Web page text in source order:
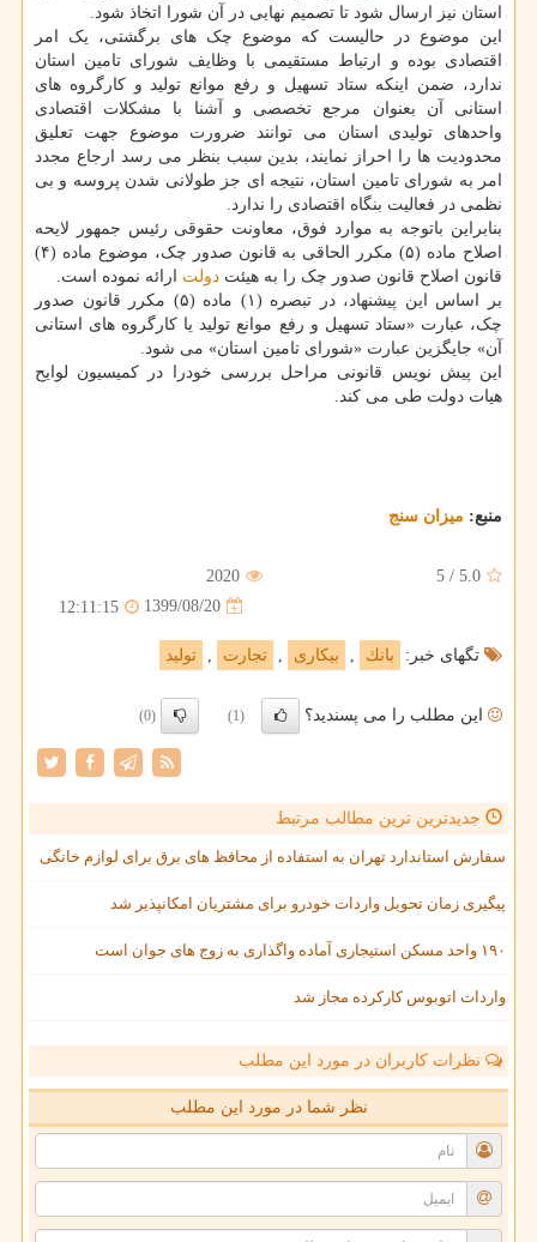
استان نیز ارسال شود تا تصمیم نهایی در آن شورا اتخاذ شود.
این موضوع در حالیست که موضوع چک های برگشتی، یک امر
اقتصادی بوده و ارتباط مستقیمی با وظایف شورای تامین استان
ندارد، ضمن اینکه ستاد تسهیل و رفع موانع تولید و کارگروه های
استانی آن بعنوان مرجع تخصصی و آشنا با مشکلات اقتصادی
واحدهای تولیدی استان می توانند ضرورت موضوع جهت تعلیق
محدودیت ها را احراز نمایند، بدین سبب بنظر می رسد ارجاع مجدد
امر به شورای تامین استان، نتیجه ای جز طولانی شدن پروسه و بی
نظمی در فعالیت بنگاه اقتصادی را ندارد.
بنابراین باتوجه به موارد فوق، معاونت حقوقی رئیس جمهور لایحه
اصلاح ماده (۵) مکرر الحاقی به قانون صدور چک، موضوع ماده (۴)
قانون اصلاح قانون صدور چک را به هیئت دولت ارائه نموده است.
بر اساس این پیشنهاد، در تبصره (۱) ماده (۵) مکرر قانون صدور
چک، عبارت «ستاد تسهیل و رفع موانع تولید یا کارگروه های استانی
آن» جایگزین عبارت «شورای تامین استان» می شود.
این پیش نویس قانونی مراحل بررسی خودرا در کمیسیون لوایح
هیات دولت طی می کند.
منبع: میزان سنج
5.0
/
5
2020
1399/08/20
12:11:15
تگهای خبر: بانك , بیكاری , تجارت , تولید
این مطلب را می پسندید؟ (1)
(0)
جدیدترین ترین مطالب مرتبط
سفارش استاندارد تهران به استفاده از محافظ های برق برای لوازم خانگی
پیگیری زمان تحویل واردات خودرو برای مشتریان امکانپذیر شد
۱۹۰ واحد مسکن استیجاری آماده واگذاری به زوج های جوان است
واردات اتوبوس کارکرده مجاز شد
نظرات کاربران در مورد این مطلب
نظر شما در مورد این مطلب